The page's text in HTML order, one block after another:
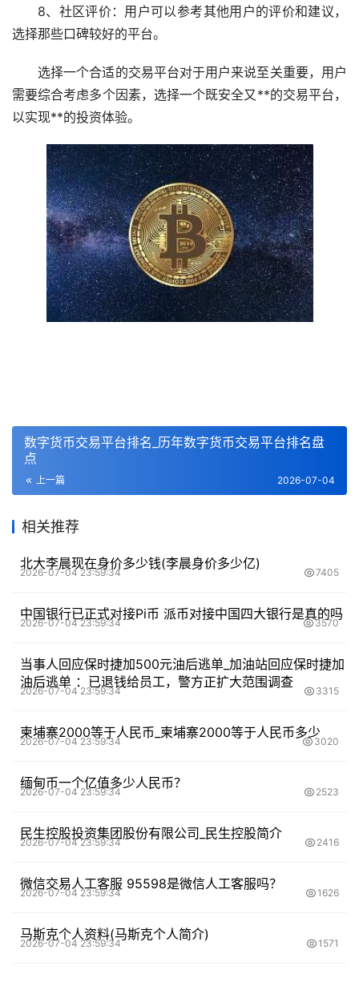
8、社区评价：用户可以参考其他用户的评价和建议，
选择那些口碑较好的平台。
选择一个合适的交易平台对于用户来说至关重要，用户
需要综合考虑多个因素，选择一个既安全又**的交易平台，
以实现**的投资体验。
数字货币交易平台排名_历年数字货币交易平台排名盘
点
上一篇 2026-07-04
相关推荐
北大李晨现在身价多少钱(李晨身价多少亿)
2026-07-04 23:59:34 7405
中国银行已正式对接Pi币 派币对接中国四大银行是真的吗
2026-07-04 23:59:34 3570
当事人回应保时捷加500元油后逃单_加油站回应保时捷加
油后逃单 ：已退钱给员工，警方正扩大范围调查
2026-07-04 23:59:34 3315
柬埔寨2000等于人民币_柬埔寨2000等于人民币多少
2026-07-04 23:59:34 3020
缅甸币一个亿值多少人民币？
2026-07-04 23:59:34 2523
民生控股投资集团股份有限公司_民生控股简介
2026-07-04 23:59:34 2416
微信交易人工客服 95598是微信人工客服吗？
2026-07-04 23:59:34 1626
马斯克个人资料(马斯克个人简介)
2026-07-04 23:59:34 1571